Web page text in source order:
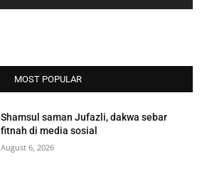
MOST POPULAR
Shamsul saman Jufazli, dakwa sebar
fitnah di media sosial
August 6, 2026